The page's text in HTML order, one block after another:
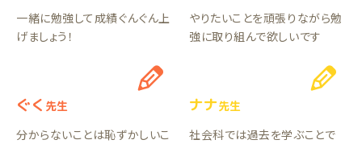
一緒に勉強して成績ぐんぐん上
げましょう！
やりたいことを頑張りながら勉
強に取り組んで欲しいです
ぐく 先生
分からないことは恥ずかしいこ
ナナ先生
社会科では過去を学ぶことで